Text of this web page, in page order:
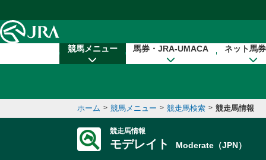
競馬メニュー 馬券・JRA-UMACA ネット馬
ホーム > 競馬メニュー > 競走馬検索 > 競走馬情報
競走馬情報
モデレイト Moderate（JPN）